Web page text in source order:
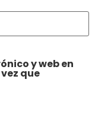
y web en
que